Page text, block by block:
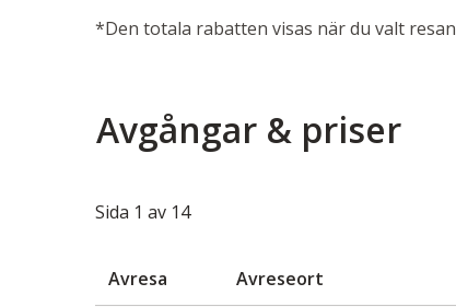
*Den totala rabatten visas när du valt resan
Avgångar & priser
Sida 1 av 14
Avresa Avreseort